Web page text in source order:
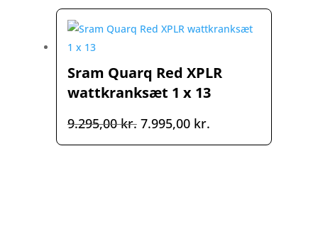
9.999,00 kr..6.499,00 kr..
Sram Quarq Red XPLR
wattkranksæt 1 x 13
9.295,00kr. Den
oprindelige
7.995,00 kr.
aktuelle